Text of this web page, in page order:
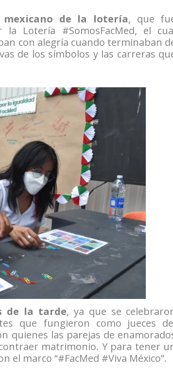
de la lotería, que
Lotería #SomosFacMed, el
con alegría cuando terminaban
de los símbolos y las carreras
de la tarde, ya que se
que fungieron como jueces
quienes las parejas de
matrimonio. Y para tener
marco “#FacMed #Viva México”.